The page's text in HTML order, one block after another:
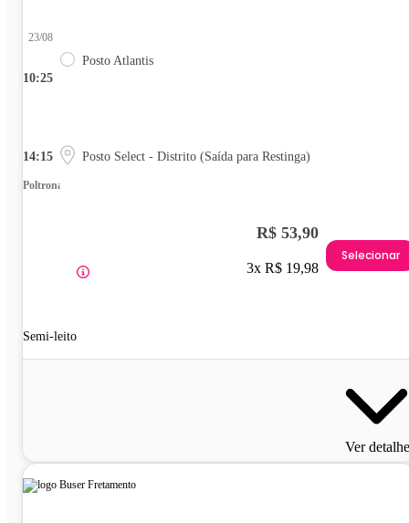
10:25
23/08
Posto Atlantis
14:15 Posto Select - Distrito (Saída para Restinga)
Poltrona
Semi-leito
R$ 53,90
3x R$ 19,98
Selecionar
Ver